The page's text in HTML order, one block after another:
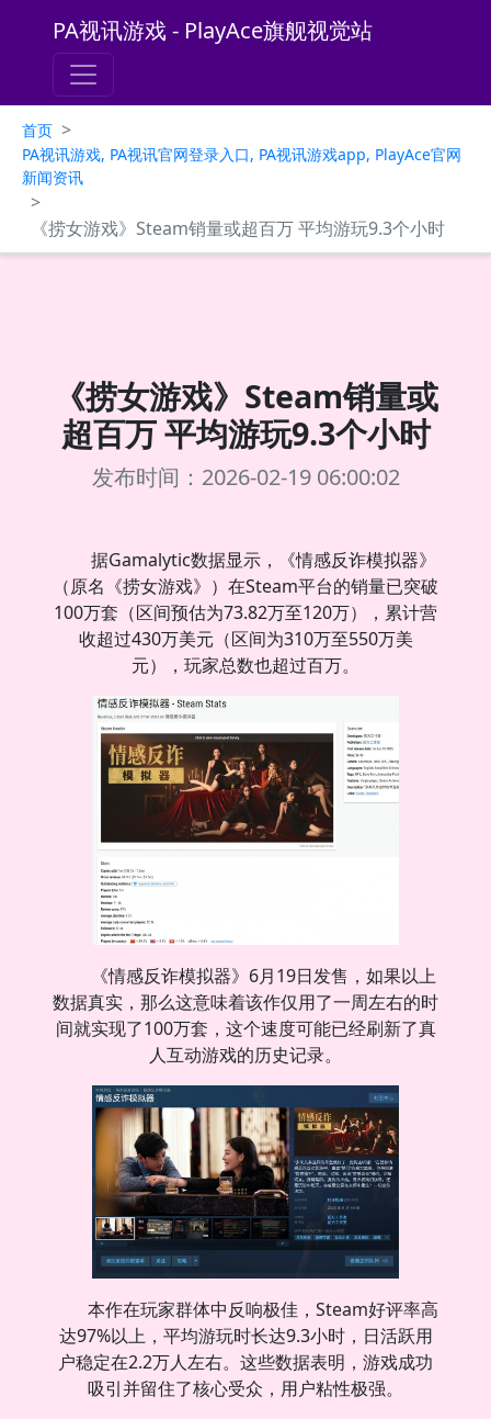
PA视讯游戏 - PlayAce旗舰视觉站
首页 >
PA视讯游戏, PA视讯官网登录入口, PA视讯游戏app, PlayAce官网
新闻资讯
>
《捞女游戏》Steam销量或超百万 平均游玩9.3个小时
《捞女游戏》Steam销量或
超百万 平均游玩9.3个小时
发布时间：2026-02-19 06:00:02
据Gamalytic数据显示，《情感反诈模拟器》
（原名《捞女游戏》）在Steam平台的销量已突破
100万套（区间预估为73.82万至120万），累计营
收超过430万美元（区间为310万至550万美
元），玩家总数也超过百万。
《情感反诈模拟器》6月19日发售，如果以上
数据真实，那么这意味着该作仅用了一周左右的时
间就实现了100万套，这个速度可能已经刷新了真
人互动游戏的历史记录。
本作在玩家群体中反响极佳，Steam好评率高
达97%以上，平均游玩时长达9.3小时，日活跃用
户稳定在2.2万人左右。这些数据表明，游戏成功
吸引并留住了核心受众，用户粘性极强。